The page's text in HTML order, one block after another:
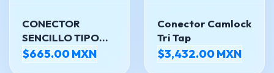
CONECTOR
SENCILLO TIPO
CAM LOCK CHASIS
HEMBRA
$665.00 MXN
Conector Camlock
Tri Tap
$3,432.00 MXN